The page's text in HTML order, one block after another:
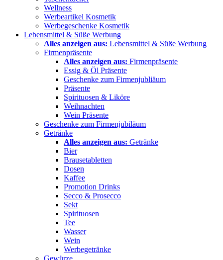
Wellness
Werbeartikel Kosmetik
Werbegeschenke Kosmetik
Lebensmittel & Süße Werbung
Alles anzeigen aus: Lebensmittel & Süße Werbung
Firmenpräsente
Alles anzeigen aus: Firmenpräsente
Essig & Öl Präsente
Geschenke zum Firmenjubliäum
Präsente
Spirituosen & Liköre
Weihnachten
Wein Präsente
Geschenke zum Firmenjubiläum
Getränke
Alles anzeigen aus: Getränke
Bier
Brausetabletten
Dosen
Kaffee
Promotion Drinks
Secco & Prosecco
Sekt
Spirituosen
Tee
Wasser
Wein
Werbegetränke
Gewürze